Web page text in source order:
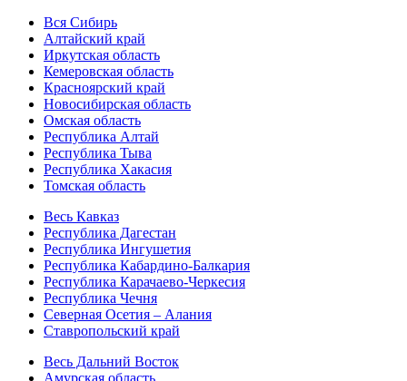
Вся Сибирь
Алтайский край
Иркутская область
Кемеровская область
Красноярский край
Новосибирская область
Омская область
Республика Алтай
Республика Тыва
Республика Хакасия
Томская область
Весь Кавказ
Республика Дагестан
Республика Ингушетия
Республика Кабардино-Балкария
Республика Карачаево-Черкесия
Республика Чечня
Северная Осетия – Алания
Ставропольский край
Весь Дальний Восток
Амурская область